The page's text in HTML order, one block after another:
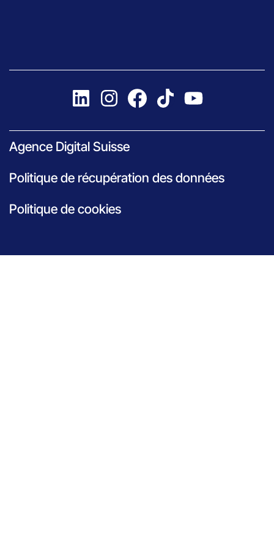
Agence Digital Suisse
Politique de récupération des données
Politique de cookies